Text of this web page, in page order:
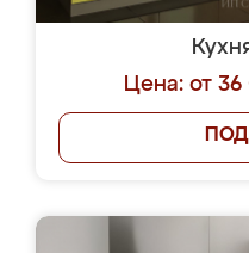
Цена: от